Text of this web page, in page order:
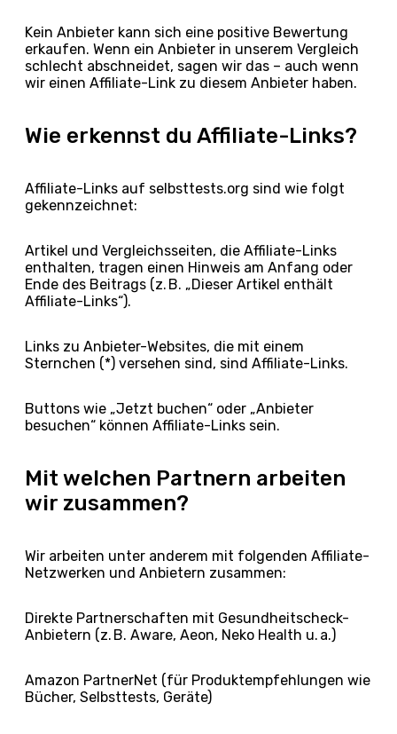
Kein Anbieter kann sich eine positive Bewertung
erkaufen. Wenn ein Anbieter in unserem Vergleich
schlecht abschneidet, sagen wir das – auch wenn
wir einen Affiliate-Link zu diesem Anbieter haben.
Wie erkennst du Affiliate-Links?
Affiliate-Links auf selbsttests.org sind wie folgt
gekennzeichnet:
Artikel und Vergleichsseiten, die Affiliate-Links
enthalten, tragen einen Hinweis am Anfang oder
Ende des Beitrags (z. B. „Dieser Artikel enthält
Affiliate-Links“).
Links zu Anbieter-Websites, die mit einem
Sternchen (*) versehen sind, sind Affiliate-Links.
Buttons wie „Jetzt buchen“ oder „Anbieter
besuchen“ können Affiliate-Links sein.
Mit welchen Partnern arbeiten
wir zusammen?
Wir arbeiten unter anderem mit folgenden Affiliate-
Netzwerken und Anbietern zusammen:
Direkte Partnerschaften mit Gesundheitscheck-
Anbietern (z. B. Aware, Aeon, Neko Health u. a.)
Amazon PartnerNet (für Produktempfehlungen wie
Bücher, Selbsttests, Geräte)